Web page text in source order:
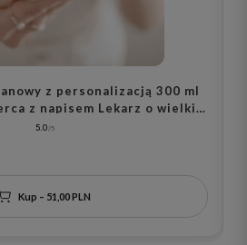
z personalizacją 300 ml
z napisem Lekarz o wielkim
każdą okazję
5.0
Kup – 51,00 PLN